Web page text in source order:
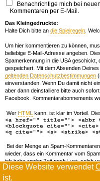
Diese Website verwendet
ist.
Benachrichtige mich bei neuen
Kommentaren per E-Mail.
Das Kleingedruckte:
Halte Dich bitte an die Spielregeln .
Um hier kommentieren zu können,
beliebige E-Mail-Adresse angeben.
Spamerkennung in die USA
gespeichert. Mit dem Absenden
geltenden Datenschutzbestimmungen
einverstanden. Wenn Du damit nicht
aber dann deinstalliere bitte auch
Facebook. Kommentarabonnements
Wer HTML kann, ist klar im Vorteil.
<a href="" title=""> <abbr
<blockquote cite=""> <cite>
<q cite=""> <s> <strike>
Bei der Menge an Spam-
wieder, dass ein Kommentar vom
ich habe weder Zeit noch Lust, solch
forschen. Wenn das öfters passiert,